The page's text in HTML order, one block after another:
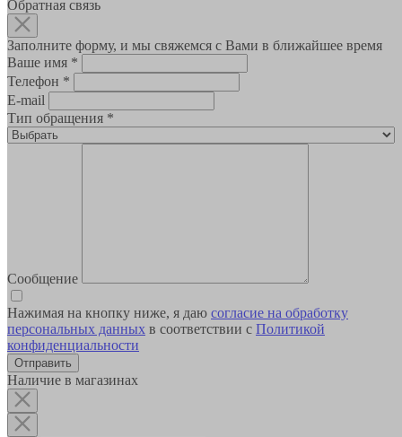
Обратная связь
Заполните форму, и мы свяжемся с Вами в ближайшее время
Ваше имя *
Телефон *
E-mail
Тип обращения *
Сообщение
Нажимая на кнопку ниже, я даю согласие на обработку
персональных данных в соответствии с Политикой
конфиденциальности
Наличие в магазинах